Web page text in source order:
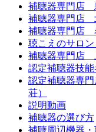
補聴器専門店
補聴器専門店
補聴器専門店
聴こえのサロ
補聴器専門店
認定補聴器技
認定補聴器専
荘）
説明動画
補聴器の選び方